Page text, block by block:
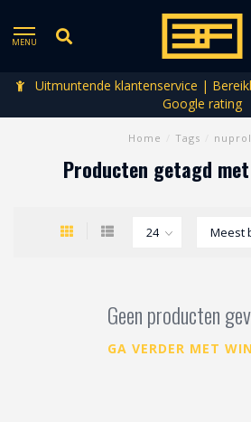
MENU
Uitmuntende klantenservice |
Google rating
Home Tags
Producten getagd
Geen producten
GA VERDER MET